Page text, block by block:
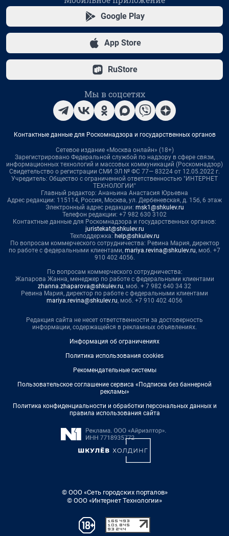
Google Play
App Store
RuStore
Мы в соцсетях
Контактные данные для Роскомнадзора и государственных органов
Сетевое издание «Москва онлайн» (18+)
Зарегистрировано Федеральной службой по надзору в сфере связи,
информационных технологий и массовых коммуникаций (Роскомнадзор)
Свидетельство о регистрации СМИ ЭЛ № ФС 77— 83224 от 12.05.2022 г.
Учредитель: Общество с ограниченной ответственностью "ИНТЕРНЕТ
ТЕХНОЛОГИИ"
Главный редактор: Ананьина Анастасия Юрьевна
Адрес редакции: 115114, Россия, Москва, ул. Дербеневская, д. 15б, 6 этаж
Электронный адрес редакции: msk1@shkulev.ru
Телефон редакции: +7 982 630 3102
Контактные данные для Роскомнадзора и государственных органов:
juristekat@shkulev.ru
Техподдержка: help@shkulev.ru
По вопросам коммерческого сотрудничества: Ревина Мария, директор
по работе с федеральными клиентами, mariya.revina@shkulev.ru, моб. +7
910 402 4056.
По вопросам коммерческого сотрудничества:
Жапарова Жанна, менеджер по работе с федеральными клиентами
zhanna.zhaparova@shkulev.ru, моб. + 7 982 640 34 32
Ревина Мария, директор по работе с федеральными клиентами
mariya.revina@shkulev.ru, моб. +7 910 402 4056
Редакция сайта не несет ответственности за достоверность
информации, содержащейся в рекламных объявлениях.
Информация об ограничениях
Политика использования cookies
Рекомендательные системы
Пользовательское соглашение сервиса «Подписка без баннерной
рекламы»
Политика конфиденциальности и обработки персональных данных и
правила использования сайта
© ООО «Сеть городских порталов»
© ООО «Интернет Технологии»